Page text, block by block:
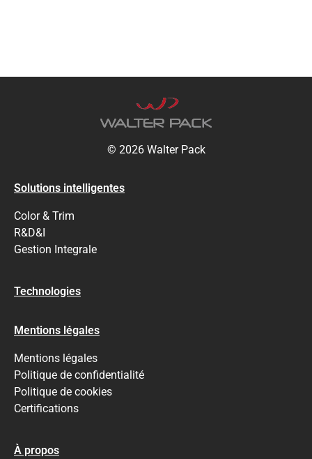
© 2026 Walter Pack
Solutions intelligentes
Color & Trim
R&D&I
Gestion Integrale
Technologies
Mentions légales
Mentions légales
Politique de confidentialité
Politique de cookies
Certifications
À propos